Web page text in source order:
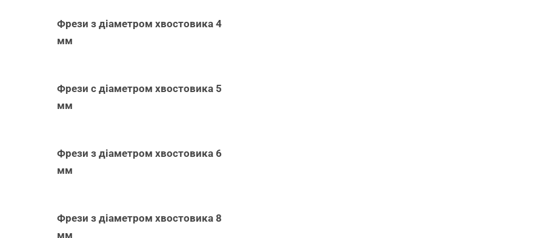
Фрези з діаметром хвостовика 4
мм
Фрези с діаметром хвостовика 5
мм
Фрези з діаметром хвостовика 6
мм
Фрези з діаметром хвостовика 8
мм